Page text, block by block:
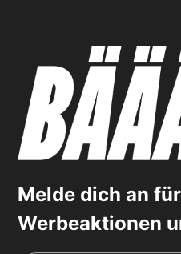
Melde dich an
Werbeaktionen